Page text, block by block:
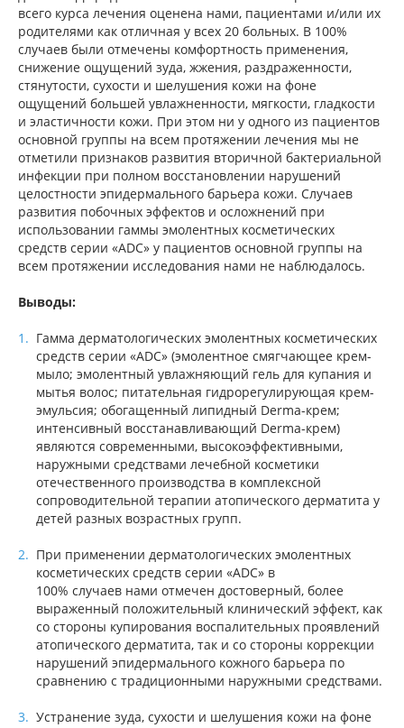
всего курса лечения оценена нами, пациентами и/или их
родителями как отличная у всех 20 больных. В 100%
случаев были отмечены комфортность применения,
снижение ощущений зуда, жжения, раздраженности,
стянутости, сухости и шелушения кожи на фоне
ощущений большей увлажненности, мягкости, гладкости
и эластичности кожи. При этом ни у одного из пациентов
основной группы на всем протяжении лечения мы не
отметили признаков развития вторичной бактериальной
инфекции при полном восстановлении нарушений
целостности эпидермального барьера кожи. Случаев
развития побочных эффектов и осложнений при
использовании гаммы эмолентных косметических
средств серии «ADC» у пациентов основной группы на
всем протяжении исследования нами не наблюдалось.
Выводы:
Гамма дерматологических эмолентных косметических
средств серии «ADC» (эмолентное смягчающее крем-
мыло; эмолентный увлажняющий гель для купания и
мытья волос; питательная гидрорегулирующая крем-
эмульсия; обогащенный липидный Derma-крем;
интенсивный восстанавливающий Derma-крем)
являются современными, высокоэффективными,
наружными средствами лечебной косметики
отечественного производства в комплексной
сопроводительной терапии атопического дерматита у
детей разных возрастных групп.
При применении дерматологических эмолентных
косметических средств серии «ADC» в
100% случаев нами отмечен достоверный, более
выраженный положительный клинический эффект, как
со стороны купирования воспалительных проявлений
атопического дерматита, так и со стороны коррекции
нарушений эпидермального кожного барьера по
сравнению с традиционными наружными средствами.
Устранение зуда, сухости и шелушения кожи на фоне